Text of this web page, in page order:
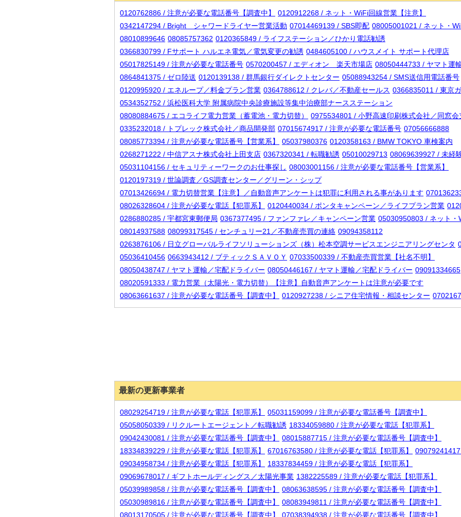
0120762886 / 注意が必要な電話番号【調査中】
0120912268 / ネット・WiFi回線営業【注意】
0342147294 / Bright シャワードライヤー営業活動 07014469139 / SBS即配 08005001021 / ネット・
08010899646 08085757362 0120365849 / ライフステーション／ひかり電話勧誘
0366830799 / Fサポート ハルエネ電気／電気変更の勧誘 0484605100 / ハウスメイト サポート代理店
05017825149 / 注意が必要な電話番号 0570200457 / エディオン 楽天市場店 08050444733 / ヤマト運
0864841375 / ゼロ陸送 0120139138 / 群馬銀行ダイレクトセンター 05088943254 / SMS送信用電話番号
0120995920 / エネループ／料金プラン営業 0364788612 / クレバ／不動産セールス 0366835011 / 東京
0534352752 / 浜松医科大学 附属病院中央診療施設等集中治療部ナースステーション
08080884675 / エコライフ電力営業（蓄電池・電力切替）
0975534801 / 小野高速印刷株式会社／同窓会
0335232018 / トプレック株式会社／商品開発部 07015674917 / 注意が必要な電話番号 07056666888
08085773394 / 注意が必要な電話番号【営業系】
05037980376 0120358163 / BMW TOKYO 車検案内
0268271222 / 中信アスナ株式会社上田支店 0367320341 / 転職勧誘 05010029713 08069639927 / 未経
05031104156 / セキュリティーワークのお仕事探し 08003001156 / 注意が必要な電話番号【営業系】
0120197319 / 世論調査／GS調査センター／グリーン・シップ
07013426694 / 電力切替営業【注意】／自動音声アンケートは犯罪に利用される事があります
08026328604 / 注意が必要な電話【犯罪系】
0120440034 / ポンタキャンペーン／ライフプラン営業
0286880285 / 宇都宮東郵便局 0367377495 / ファンファレ／キャンペーン営業 05030950803 / ネット・
08014937588 08099317545 / センチュリー21／不動産売買の連絡 09094358112
0263876106 / 日立グローバルライフソリューションズ（株）松本空調サービスエンジニアリングセンタ
05036410456 0663943412 / ブティックＳＡＶＯＹ 07033500339 / 不動産売買営業【社名不明】
08050438747 / ヤマト運輸／宅配ドライバー 08050446167 / ヤマト運輸／宅配ドライバー 09091334665
08020591333 / 電力営業（太陽光・電力切替）【注意】自動音声アンケートは注意が必要です
08063661637 / 注意が必要な電話番号【調査中】
0120927238 / シニア住宅情報・相談センター
最新の更新事業者
08029254719 / 注意が必要な電話【犯罪系】
05031159099 / 注意が必要な電話番号【調査中】
05058050339 / リクルートエージェント／転職勧誘 18334059880 / 注意が必要な電話【犯罪系】
09042430081 / 注意が必要な電話番号【調査中】
08015887715 / 注意が必要な電話番号【調査中】
18334839229 / 注意が必要な電話【犯罪系】
67016763580 / 注意が必要な電話【犯罪系】
09079241417
09034958734 / 注意が必要な電話【犯罪系】
18337834459 / 注意が必要な電話【犯罪系】
09069678017 / ギフトホールディングス／太陽光事業 1382225589 / 注意が必要な電話【犯罪系】
05039989858 / 注意が必要な電話番号【調査中】
08063638595 / 注意が必要な電話番号【調査中】
05030989816 / 注意が必要な電話番号【調査中】
08083949811 / 注意が必要な電話番号【調査中】
08013170505 / 注意が必要な電話番号【調査中】
07038394938 / 注意が必要な電話番号【調査中】